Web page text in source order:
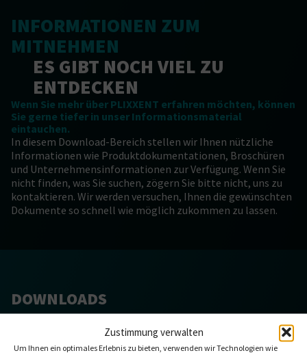
Zustimmung verwalten
Um Ihnen ein optimales Erlebnis zu bieten, verwenden wir Technologien wie
INFORMATIONEN ZUM
MITNEHMEN
ES GIBT NOCH VIEL ZU
ENTDECKEN
Wenn Sie mehr über PLIXXENT erfahren möchten, können
Sie gerne tiefer in unser Informationsmaterial
eintauchen.
In diesem Download-Bereich stellen wir Ihnen nützliche
Informationen wie Produktdokumentationen, Broschüren
und Unternehmensinformationen zur Verfügung. Wenn Sie
nicht finden, was Sie suchen, zögern Sie bitte nicht, uns zu
kontaktieren. Wir werden versuchen, Ihnen die gewünschten
Dokumente so schnell wie möglich zukommen zu lassen.
DOWNLOADS
ANWENDUNGS-ONE-PAGER